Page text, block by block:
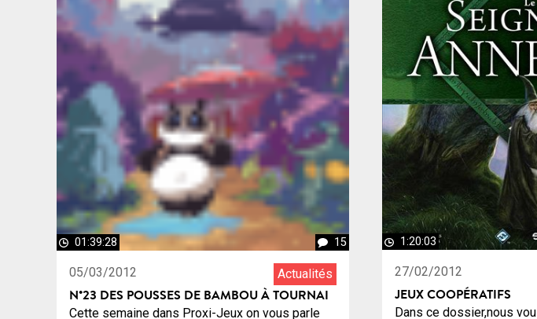
01:39:28 15
05/03/2012 Actualités
N°23 DES POUSSES DE BAMBOU À TOURNAI
Cette semaine dans Proxi-Jeux on vous parle
1:20:03
27/02/2012
JEUX COOPÉRATIFS
Dans ce dossier,nous